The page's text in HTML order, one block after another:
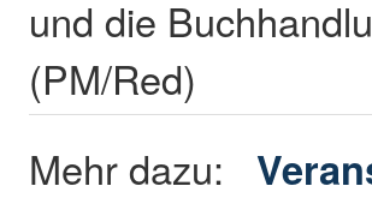
und die
(PM/Red)
Mehr dazu: